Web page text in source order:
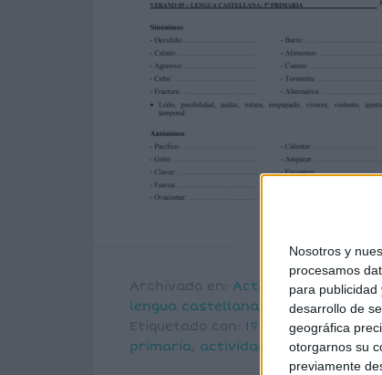
Nosotros y
procesamos
para
desarrollo de
geográfica
otorgarnos su
previamente
Archivado en: Actividades para
lengua castellana
MATEMÁTICAS
Etiquetado con: 1º primaria,2º
primaria, actividades de repaso,